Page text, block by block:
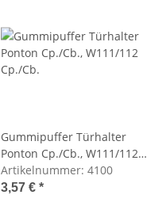
Gummipuffer Türhalter
Ponton Cp./Cb., W111/112
Cp./Cb.
Artikelnummer: 4100
3,57 € *